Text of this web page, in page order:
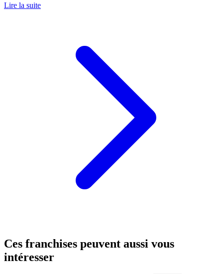
Lire la suite
Ces franchises peuvent aussi vous
intéresser